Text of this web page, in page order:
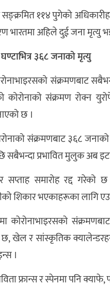
११४ पुगेको
भारतमा अहिले दुई जना मृत्यु
३६८ जनाको मृत्यु
संक्रमणबाट
कोरोनाको संक्रमण रोक्न
छ ।
संक्रमणबाट ३६८
सबैभन्दा प्रभावित मुलुक अब
सप्ताह समारोह रद्द गरेको
शिकार भएकाहरूका लागि
कोरोनाभाइरसको
छ, खेल र सांस्कृतिक
।
फ्रान्स र स्पेनमा पनि